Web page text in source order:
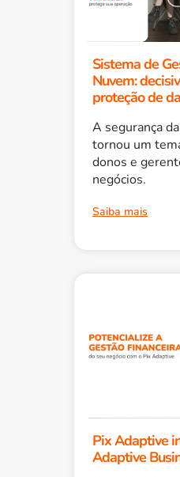
Sistema de
Nuvem:
proteção de
A segurança
tornou um
donos e
negócios.
Saiba mais
Pix Adaptive
Adaptive